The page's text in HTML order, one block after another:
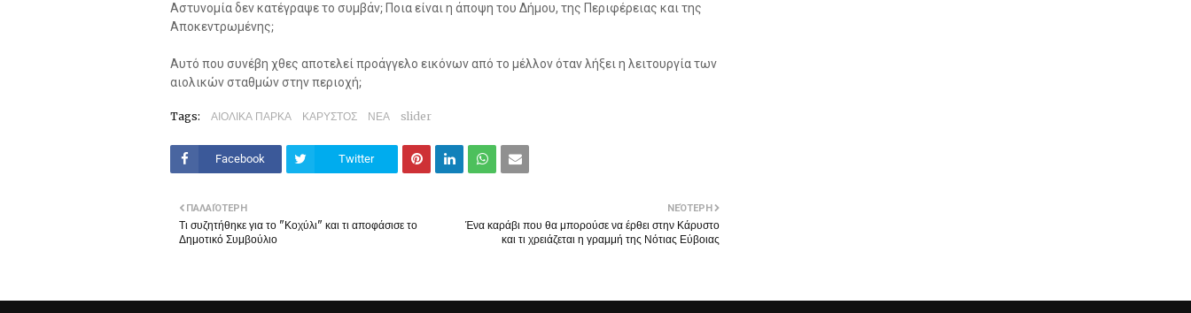
Αστυνομία δεν κατέγραψε το συμβάν; Ποια είναι η άποψη του Δήμου, της Περιφέρειας και της
Αποκεντρωμένης;
Αυτό που συνέβη χθες αποτελεί προάγγελο εικόνων από το μέλλον όταν λήξει η λειτουργία των
αιολικών σταθμών στην περιοχή;
Tags: ΑΙΟΛΙΚΑ ΠΑΡΚΑ ΚΑΡΥΣΤΟΣ ΝΕΑ slider
Facebook Twitter
ΝΕΌΤΕΡΗ
Ένα καράβι που θα μπορούσε να έρθει στην Κάρυστο
και τι χρειάζεται η γραμμή της Νότιας Εύβοιας
ΠΑΛΑΙΌΤΕΡΗ
Τι συζητήθηκε για το "Κοχύλι" και τι αποφάσισε το
Δημοτικό Συμβούλιο